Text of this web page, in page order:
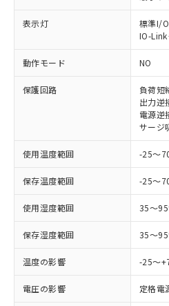
表示灯
標準I/
IO-
動作モード NO
保護回路
負荷短
出力逆
電源逆
サージ
使用温度範囲 -25～
保存温度範囲 -25～
使用湿度範囲 35～
保存湿度範囲 35～
温度の影響 -25～
電圧の影響 定格電
ご利用条件
以下の条件をお読みい
ご利用ください。
本サービスは、当
商品の当社在庫状
(税抜)を提供させ
当社制御機器事業
本サービスの対象
ことをご了承くだ
対応済み：EU
非含有に対応した製品が
対応予定：EU RoHS指
有に対応した製品に切り
商品です。
対応予定なし：EU
非含有に非対応の商品
定はありません。
調査・確認中：EU
非含有の対応状況を調
商品です。
非該当品：ライセンス
害物質有無と関係のない
いたものが、含有品と
※1 中国RoHS○×表
「○」：最大均質材料
基準値以下であることを
「×」：最大均質材料
基準値を超えていること